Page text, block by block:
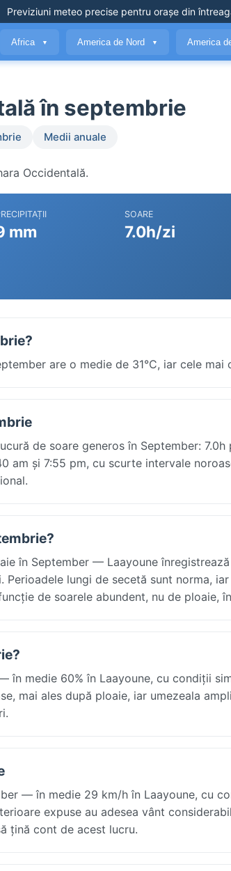
Previziuni meteo precisepentru orașe din
Africa ▼ America de Nord ▼ America
în septembrie
Medii anuale
Occidentală.
mm
SOARE
7.0h/zi
are o medie de 31°C, iar cele mai
de soare generos în September: 7.0h
am și 7:55 pm, cu scurte intervale
în September — Laayoune
lungi de secetă sunt norma,
de soarele abundent, nu de ploaie,
în medie 60% în Laayoune, cu condiții
mai ales după ploaie, iar umezeala
— în medie 29 km/h în Laayoune, cu
expuse au adesea vânt
țină cont de acest lucru.